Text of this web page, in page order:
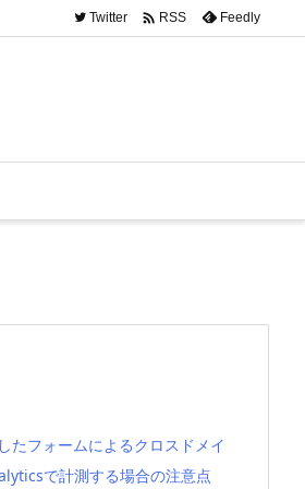
Twitter  RSS Feedly
たフォームによるクロスドメイ
で計測する場合の注意点